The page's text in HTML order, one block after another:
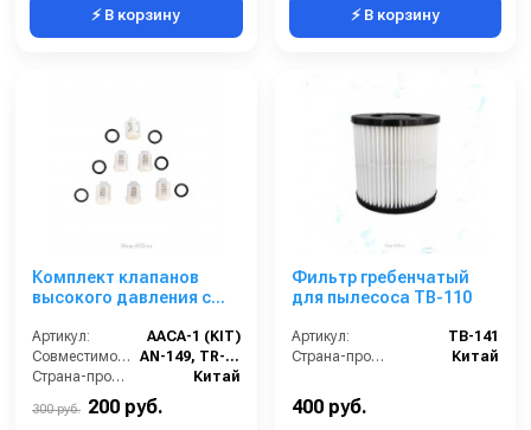
⚡ В корзину ⚡ В корзину
Комплект клапанов
высокого давления с
резинками (6 шт.) AACA-
1 (KIT)
Артикул:
AACA-1 (KIT)
Совместимость:
AN-149, TR-149
Страна-производитель:
Китай
300 руб. 200 руб.
Фильтр гребенчатый
для пылесоса TB-110
Артикул:
TB-141
Страна-производитель:
Китай
400 руб.